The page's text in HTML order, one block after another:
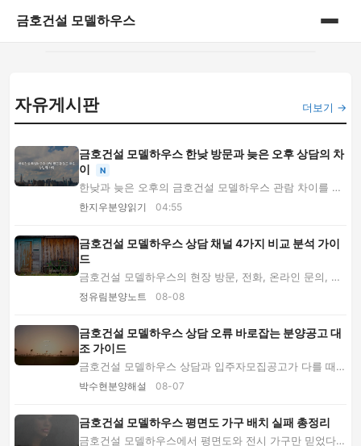
금호건설 모델하우스
게시판
자유게시판
금호건설 모델하우스 한낮 방문과 늦은 오후 상담의 차
이
N
한낮과 늦은 오후의 금호건설 모델하우스 관람 차이를 채
광·냉방·상담·분양가·평면도·입지 답사 관점에...
한지우분양읽기 04:55
금호건설 모델하우스 상담 채널 4가지 비교 분석 가이
드
금호건설 모델하우스의 현장 방문, 전화, 온라인 문의, 사
이버 모델하우스를 비교합니다. 상황별 추천과...
정유림분양노트 08-08
금호건설 모델하우스 상담 오류 바로잡는 분양공고 대
조 가이드
금호건설 모델하우스 상담과 입주자모집공고가 다를 때
분양가·평면도·청약 자격·대출 조건을 대조하고 ...
박수현분양해설 08-07
금호건설 모델하우스 평면도 가구 배치 실패 총정리
금호건설 모델하우스에서 평면도와 전시 가구만 믿었다가
더보기 →